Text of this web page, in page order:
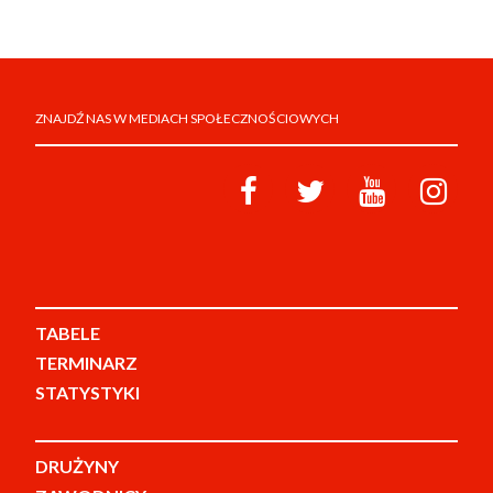
ZNAJDŹ NAS W MEDIACH SPOŁECZNOŚCIOWYCH
TABELE
TERMINARZ
STATYSTYKI
DRUŻYNY